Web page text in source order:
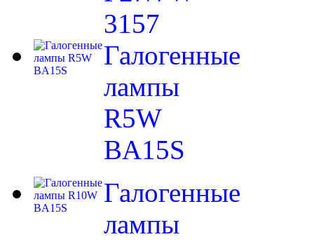
3157
Галогенные
лампы
R5W
BA15S
Галогенные
лампы